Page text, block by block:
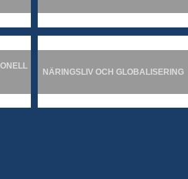
NÄRINGSLIV OCH GLOBALISERING